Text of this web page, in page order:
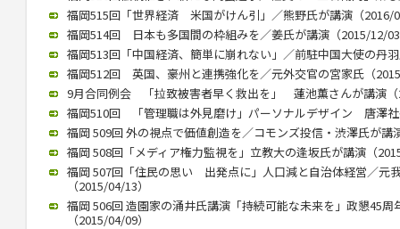
福岡515回「世界経済 米国がけん引」／熊野氏が講演（2016/
福岡514回 日本も多国間の枠組みを／姜氏が講演（2015/12/
福岡513回「中国経済、簡単に崩れない」／前駐中国大使の丹
福岡512回 英国、豪州と連携強化を／元外交官の宮家氏（
9月合同例会 「拉致被害者早く救出を」 蓮池薫さんが講演
福岡510回 「管理職は外見磨け」パーソナルデザイン 唐澤
福岡 509回 外の視点で価値創造を／コモンズ投信・渋澤氏が講
福岡 508回「メディア権力監視を」立教大の逢坂氏が講演（
福岡 507回「住民の思い 出発点に」人口減と自治体経営／元
（2015/04/13）
福岡 506回 造園家の涌井氏講演「持続可能な未来を」政懇45
（2015/04/09）